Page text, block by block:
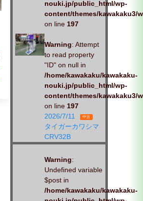
クボタ EP4DF-CS
広島県 S様
この度は、弊社商品をご購入い
ただきありがとうございまし
た。 春の蔵出し市にご来店さ
れ、ご成約いただきました。
「試運転もお願いします」とお
声がけいただきました。 しっか
りと、対応させていただきま
nouki.jp/public_html/wp-
content/themes/kawakaku3/
on line 197
Warning: Attempt
to read property
"ID" on null in
/home/kawakaku/kawakaku-
nouki.jp/public_html/wp-
content/themes/kawakaku3/
on line 197
2026/7/11
中古
タイガーカワシマ
CRV32B
Warning:
Undefined variable
$post in
/home/kawakaku/kawakaku-